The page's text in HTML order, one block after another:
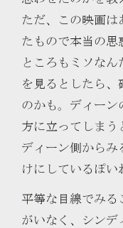
ただ、この映画は
たもので本当の思
ところもミソな
を見るとしたら、
のかも。ディーン
方に立ってしまう
ディーン側からみ
けにしているぽい
平等な目線でみる
がいなく、シンデ